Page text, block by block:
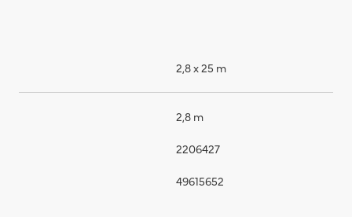
2,8 x 25 m
2,8 m
2206427
49615652